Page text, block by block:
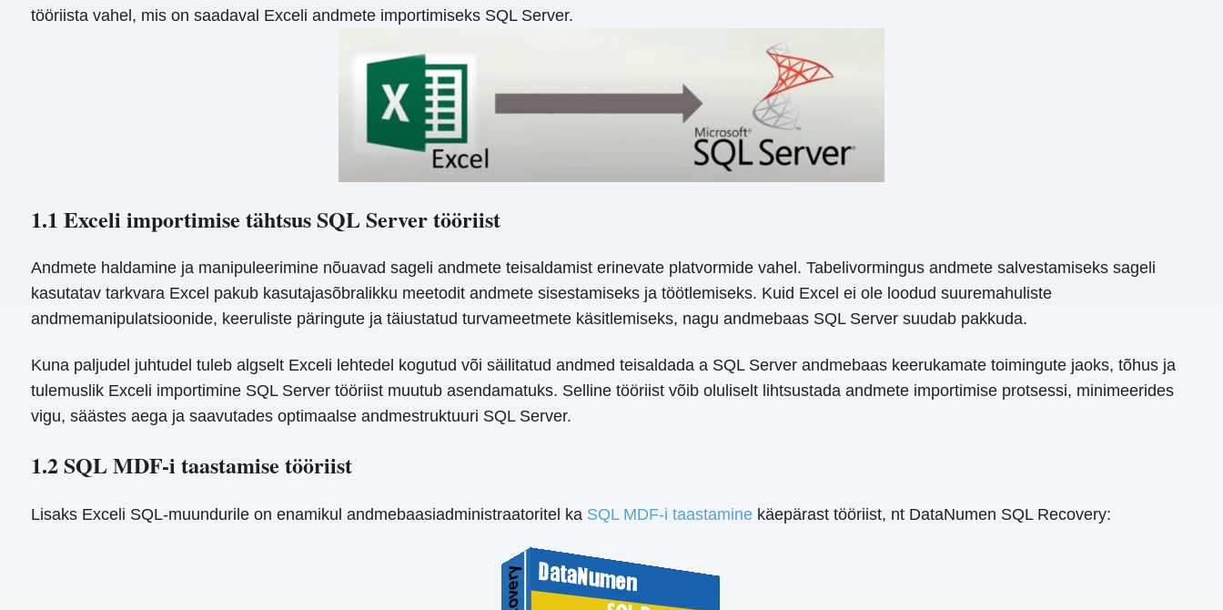
tööriista vahel, mis on saadaval Exceli andmete importimiseks SQL Server.
1.1 Exceli importimise tähtsus SQL Server tööriist
Andmete haldamine ja manipuleerimine nõuavad sageli andmete teisaldamist erinevate platvormide vahel. Tabelivormingus andmete salvestamiseks sageli
kasutatav tarkvara Excel pakub kasutajasõbralikku meetodit andmete sisestamiseks ja töötlemiseks. Kuid Excel ei ole loodud suuremahuliste
andmemanipulatsioonide, keeruliste päringute ja täiustatud turvameetmete käsitlemiseks, nagu andmebaas SQL Server suudab pakkuda.
Kuna paljudel juhtudel tuleb algselt Exceli lehtedel kogutud või säilitatud andmed teisaldada a SQL Server andmebaas keerukamate toimingute jaoks, tõhus ja
tulemuslik Exceli importimine SQL Server tööriist muutub asendamatuks. Selline tööriist võib oluliselt lihtsustada andmete importimise protsessi, minimeerides
vigu, säästes aega ja saavutades optimaalse andmestruktuuri SQL Server.
1.2 SQL MDF-i taastamise tööriist
Lisaks Exceli SQL-muundurile on enamikul andmebaasiadministraatoritel ka SQL MDF-i taastaminekäepärast tööriist, nt DataNumen SQL Recovery: